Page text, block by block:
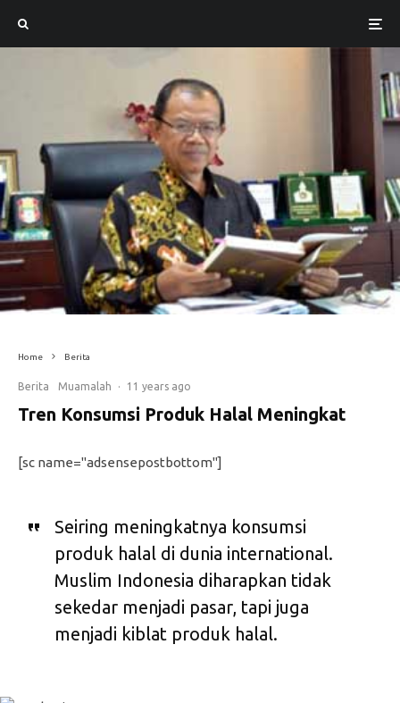
Home Berita
Berita Muamalah · 11 years ago
Tren Konsumsi Produk Halal Meningkat
[sc name="adsensepostbottom"]
Seiring meningkatnya konsumsi
produk halal di dunia international.
Muslim Indonesia diharapkan tidak
sekedar menjadi pasar, tapi juga
menjadi kiblat produk halal.